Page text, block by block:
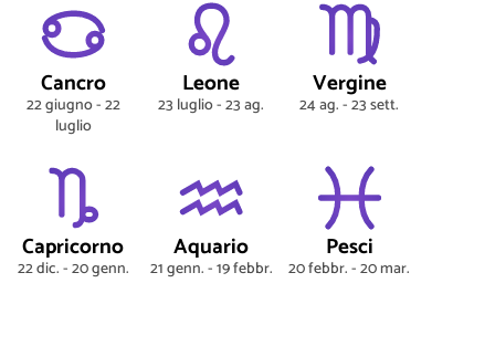
Cancro
22 giugno - 22
luglio
Leone
23 luglio - 23 ag.
Vergine
24 ag. - 23 sett.
Capricorno
22 dic. - 20 genn.
Aquario
21 genn. - 19 febbr.
Pesci
20 febbr. - 20 mar.